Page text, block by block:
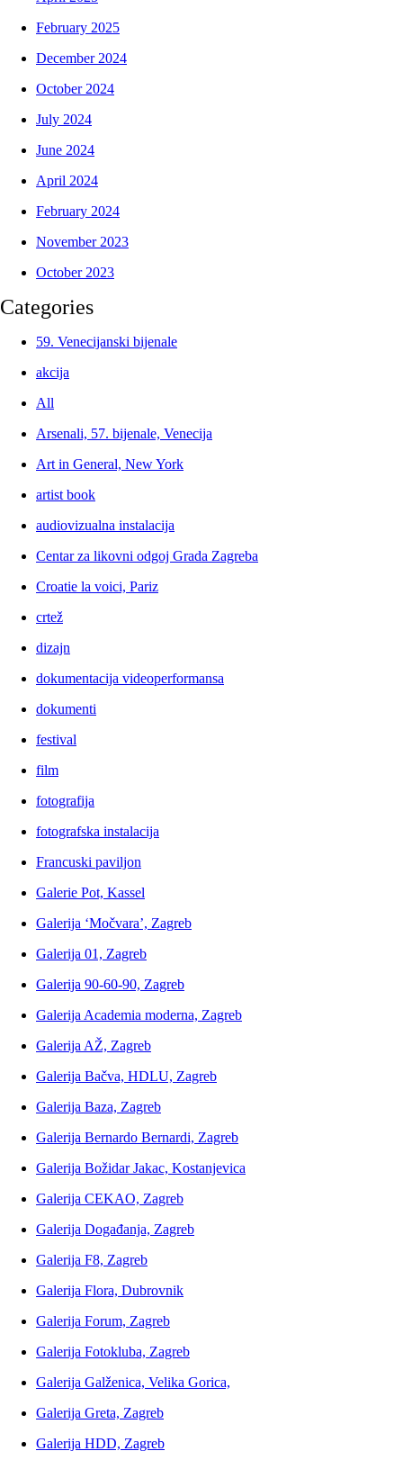
February 2025
December 2024
October 2024
July 2024
June 2024
April 2024
February 2024
November 2023
October 2023
Categories
59. Venecijanski bijenale
akcija
All
Arsenali, 57. bijenale, Venecija
Art in General, New York
artist book
audiovizualna instalacija
Centar za likovni odgoj Grada Zagreba
Croatie la voici, Pariz
crtež
dizajn
dokumentacija videoperformansa
dokumenti
festival
film
fotografija
fotografska instalacija
Francuski paviljon
Galerie Pot, Kassel
Galerija ‘Močvara’, Zagreb
Galerija 01, Zagreb
Galerija 90-60-90, Zagreb
Galerija Academia moderna, Zagreb
Galerija AŽ, Zagreb
Galerija Bačva, HDLU, Zagreb
Galerija Baza, Zagreb
Galerija Bernardo Bernardi, Zagreb
Galerija Božidar Jakac, Kostanjevica
Galerija CEKAO, Zagreb
Galerija Događanja, Zagreb
Galerija F8, Zagreb
Galerija Flora, Dubrovnik
Galerija Forum, Zagreb
Galerija Fotokluba, Zagreb
Galerija Galženica, Velika Gorica,
Galerija Greta, Zagreb
Galerija HDD, Zagreb